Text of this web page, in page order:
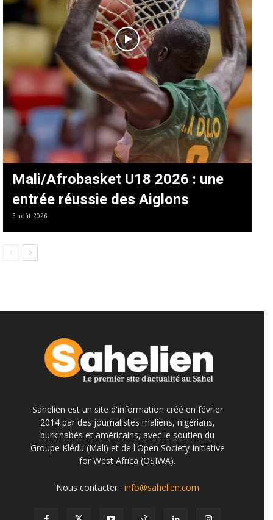
Mali/Afrobasket U18 2026 : une
entrée réussie des Aiglons
5 août 2026
Sahelien est un site d'information créé en février
2014 par des journalistes maliens, nigérians,
burkinabés et américains, avec le soutien du
Groupe Klédu (Mali) et de l'Open Society Initiative
for West Africa (OSIWA).
Nous contacter : info@sahelien.com